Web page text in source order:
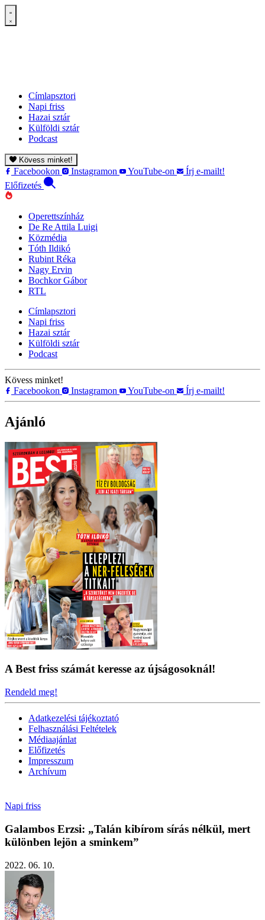
Címlapsztori
Napi friss
Hazai sztár
Külföldi sztár
Podcast
Kövess minket!
Facebookon Instagramon YouTube-on
Írj e-mailt!
Előfizetés
Operettszínház
De Re Attila Luigi
Közmédia
Tóth Ildikó
Rubint Réka
Nagy Ervin
Bochkor Gábor
RTL
Címlapsztori
Napi friss
Hazai sztár
Külföldi sztár
Podcast
Kövess minket!
Facebookon
Instagramon YouTube-on Írj e-mailt!
Ajánló
A Best friss számát keresse az újságosoknál!
Rendeld meg!
Adatkezelési tájékoztató
Felhasználási Feltételek
Médiaajánlat
Előfizetés
Impresszum
Archívum
Napi friss
Galambos Erzsi: „Talán kibírom sírás nélkül, mert
különben lejön a sminkem”
2022. 06. 10.